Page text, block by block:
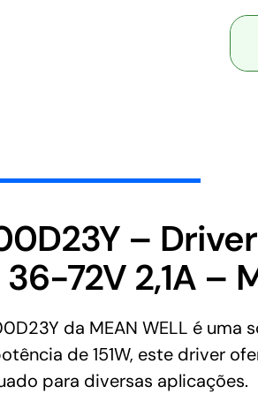
LED
100-
MEAN
–
72V 2,1A –
da MEAN WELL é
de 151W, este driver
para diversas aplicações.